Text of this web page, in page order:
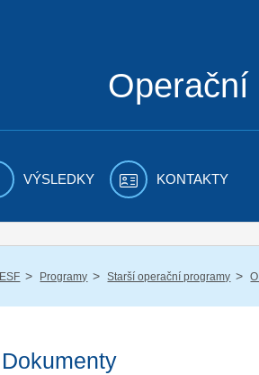
Operační
VÝSLEDKY KONTAKTY
ESF / Programy / Starší operační programy /
Dokumenty